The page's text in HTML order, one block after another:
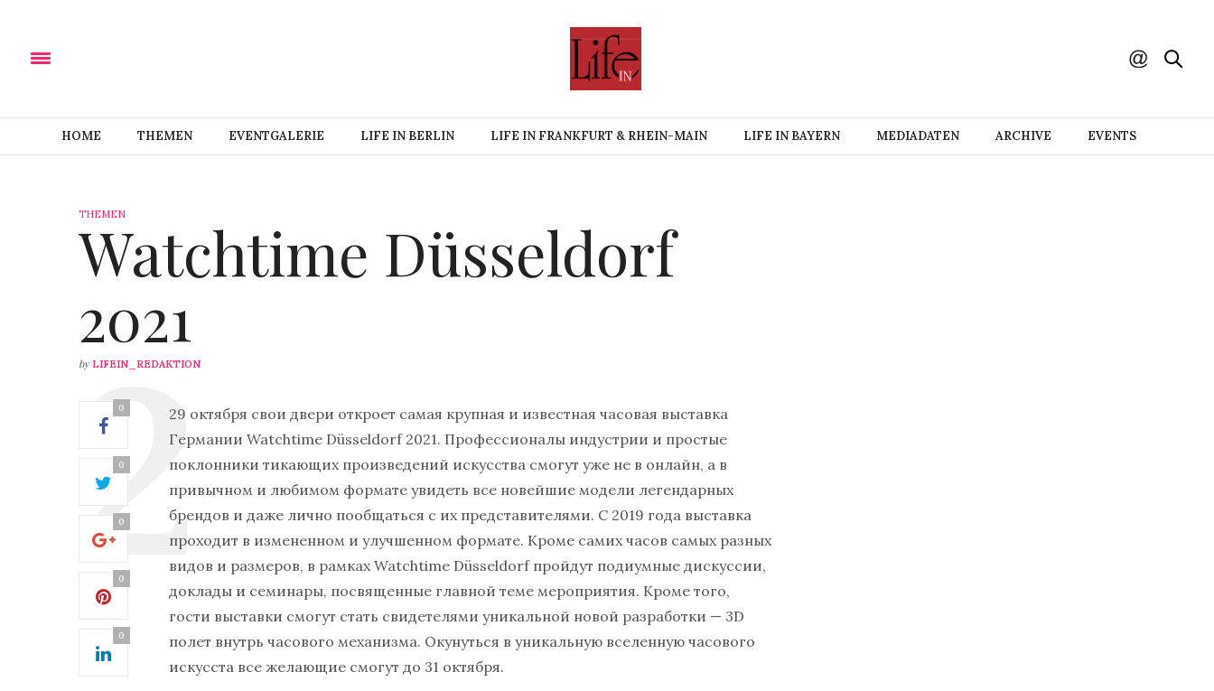
HOME THEMEN EVENTGALERIE LIFE IN BERLIN LIFE IN FRANKFURT & RHEIN-MAIN LIFE IN BAYERN MEDIADATEN ARCHIVE EVENTS
THEMEN
Watchtime Düsseldorf
2021
by LIFEIN_REDAKTION
0
0
0
0
0
29 октября свои двери откроет самая крупная и известная часовая выставка
Германии Watchtime Düsseldorf 2021. Профессионалы индустрии и простые
поклонники тикающих произведений искусства смогут уже не в онлайн, а в
привычном и любимом формате увидеть все новейшие модели легендарных
брендов и даже лично пообщаться с их представителями. С 2019 года выставка
проходит в измененном и улучшенном формате. Кроме самих часов самых разных
видов и размеров, в рамкахWatchtime Düsseldorfпройдут подиумные дискуссии,
доклады и семинары, посвященные главной теме мероприятия. Кроме того,
гости выставки смогут стать свидетелями уникальной новой разработки — 3D
полет внутрь часового механизма. Окунуться в уникальную вселенную часового
искусста все желающие смогут до 31 октября.